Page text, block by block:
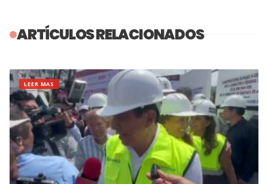
ARTÍCULOS RELACIONADOS
LEER MAS